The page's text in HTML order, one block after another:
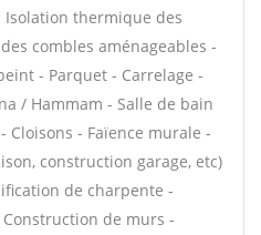
thermique des
combles aménageables -
- Parquet - Carrelage -
/ Hammam - Salle de bain
Cloisons - Faïence murale -
construction garage, etc)
de charpente -
de murs -